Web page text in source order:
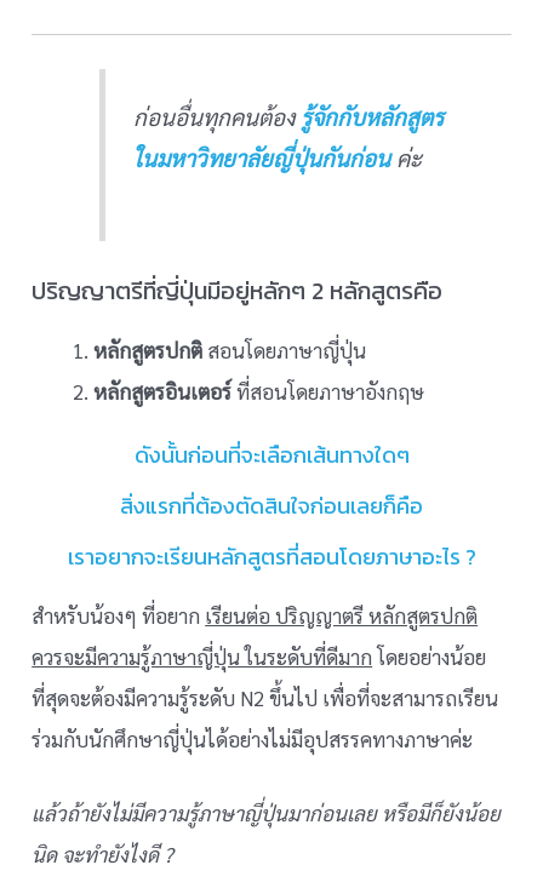
ก่อนอื่นทุกคนต้อง รู้จักกับหลักสูตร
ในมหาวิทยาลัยญี่ปุ่นกันก่อน ค่ะ
ปริญญาตรีที่ญี่ปุ่นมีอยู่หลักๆ 2 หลักสูตรคือ
หลักสูตรปกติ สอนโดยภาษาญี่ปุ่น
หลักสูตรอินเตอร์ที่สอนโดยภาษาอังกฤษ
ดังนั้นก่อนที่จะเลือกเส้นทางใดๆ
สิ่งแรกที่ต้องตัดสินใจก่อนเลยก็คือ
เราอยากจะเรียนหลักสูตรที่สอนโดยภาษาอะไร ?
สำหรับน้องๆ ที่อยาก เรียนต่อ ปริญญาตรี หลักสูตรปกติ
ควรจะมีความรู้ภาษาญี่ปุ่น ในระดับที่ดีมากโดยอย่างน้อย
ที่สุดจะต้องมีความรู้ระดับ N2 ขึ้นไป เพื่อที่จะสามารถเรียน
ร่วมกับนักศึกษาญี่ปุ่นได้อย่างไม่มีอุปสรรคทางภาษาค่ะ
แล้วถ้ายังไม่มีความรู้ภาษาญี่ปุ่นมาก่อนเลย หรือมีก็ยังน้อย
นิด จะทำยังไงดี ?